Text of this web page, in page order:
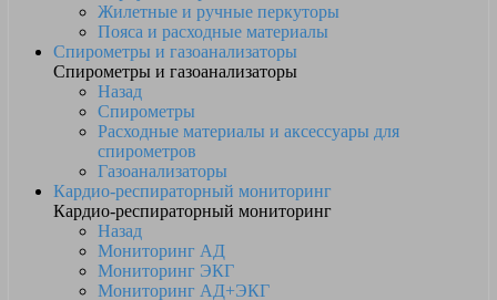
Жилетные и ручные перкуторы
Пояса и расходные материалы
Спирометры и газоанализаторы
Спирометры и газоанализаторы
Назад
Спирометры
Расходные материалы и аксессуары для
спирометров
Газоанализаторы
Кардио-респираторный мониторинг
Кардио-респираторный мониторинг
Назад
Мониторинг АД
Мониторинг ЭКГ
Мониторинг АД+ЭКГ